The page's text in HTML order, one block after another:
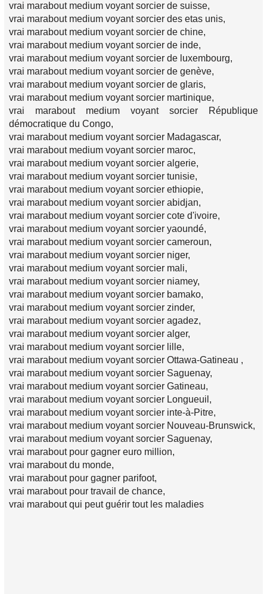
vrai marabout medium voyant sorcier de suisse,
vrai marabout medium voyant sorcier des etas unis,
vrai marabout medium voyant sorcier de chine,
vrai marabout medium voyant sorcier de inde,
vrai marabout medium voyant sorcier de luxembourg,
vrai marabout medium voyant sorcier de genève,
vrai marabout medium voyant sorcier de glaris,
vrai marabout medium voyant sorcier martinique,
vrai marabout medium voyant sorcier République
démocratique du Congo,
vrai marabout medium voyant sorcier Madagascar,
vrai marabout medium voyant sorcier maroc,
vrai marabout medium voyant sorcier algerie,
vrai marabout medium voyant sorcier tunisie,
vrai marabout medium voyant sorcier ethiopie,
vrai marabout medium voyant sorcier abidjan,
vrai marabout medium voyant sorcier cote d'ivoire,
vrai marabout medium voyant sorcier yaoundé,
vrai marabout medium voyant sorcier cameroun,
vrai marabout medium voyant sorcier niger,
vrai marabout medium voyant sorcier mali,
vrai marabout medium voyant sorcier niamey,
vrai marabout medium voyant sorcier bamako,
vrai marabout medium voyant sorcier zinder,
vrai marabout medium voyant sorcier agadez,
vrai marabout medium voyant sorcier alger,
vrai marabout medium voyant sorcier lille,
vrai marabout medium voyant sorcier Ottawa-Gatineau ,
vrai marabout medium voyant sorcier Saguenay,
vrai marabout medium voyant sorcier Gatineau,
vrai marabout medium voyant sorcier Longueuil,
vrai marabout medium voyant sorcier inte-à-Pitre,
vrai marabout medium voyant sorcier Nouveau-Brunswick,
vrai marabout medium voyant sorcier Saguenay,
vrai marabout pour gagner euro million,
vrai marabout du monde,
vrai marabout pour gagner parifoot,
vrai marabout pour travail de chance,
vrai marabout qui peut guérir tout les maladies